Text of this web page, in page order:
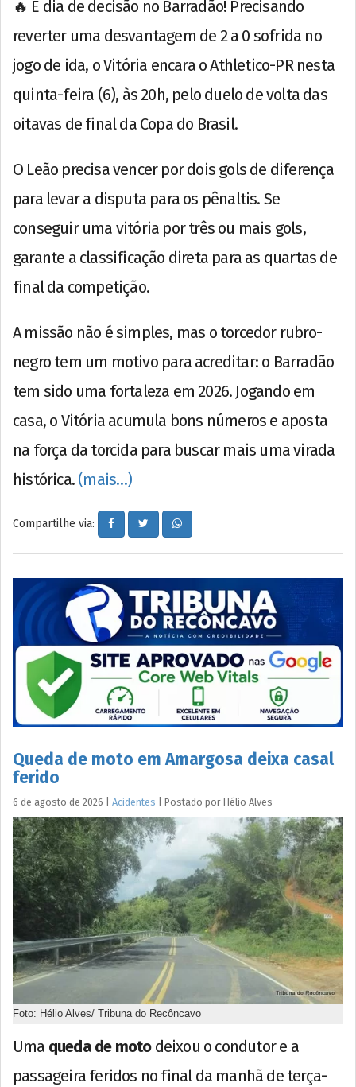
🔥 É dia de decisão no Barradão! Precisando
reverter uma desvantagem de 2 a 0 sofrida no
jogo de ida, o Vitória encara o Athletico-PR nesta
quinta-feira (6), às 20h, pelo duelo de volta das
oitavas de final da Copa do Brasil.
O Leão precisa vencer por dois gols de diferença
para levar a disputa para os pênaltis. Se
conseguir uma vitória por três ou mais gols,
garante a classificação direta para as quartas de
final da competição.
A missão não é simples, mas o torcedor rubro-
negro tem um motivo para acreditar: o Barradão
tem sido uma fortaleza em 2026. Jogando em
casa, o Vitória acumula bons números e aposta
na força da torcida para buscar mais uma virada
histórica. (mais…)
Compartilhe via:
Queda de moto em Amargosa deixa casal
ferido
6 de agosto de 2026 Acidentes Postado por Hélio Alves
Foto: Hélio Alves/ Tribuna do Recôncavo
Uma queda de motodeixou o condutor e a
passageira feridos no final da manhã de terça-